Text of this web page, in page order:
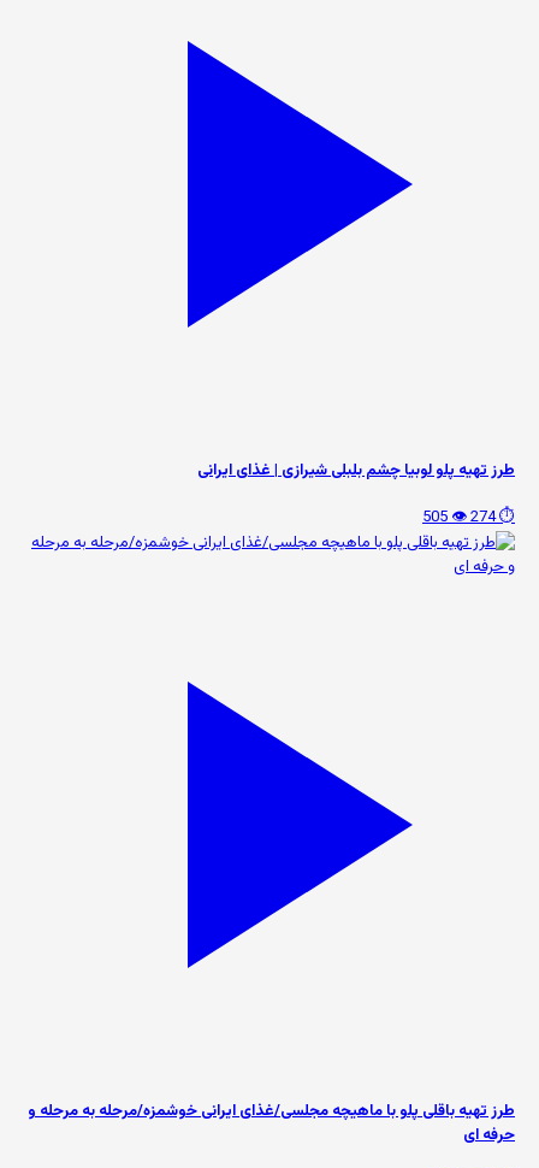
طرز تهیه پلو لوبیا چشم بلبلی شیرازی | غذای ایرانی
⏱️ 274
👁️ 505
طرز تهیه باقلی پلو با ماهیچه مجلسی/غذای ایرانی خوشمزه/مرحله به مرحله و
حرفه ای